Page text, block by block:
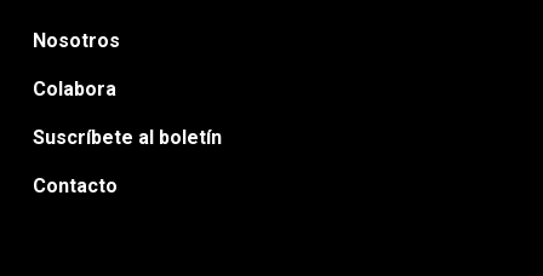
Nosotros
Colabora
Suscríbete al boletín
Contacto